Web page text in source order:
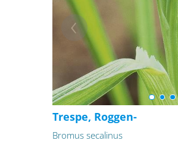
Trespe, Roggen-
Bromus secalinus